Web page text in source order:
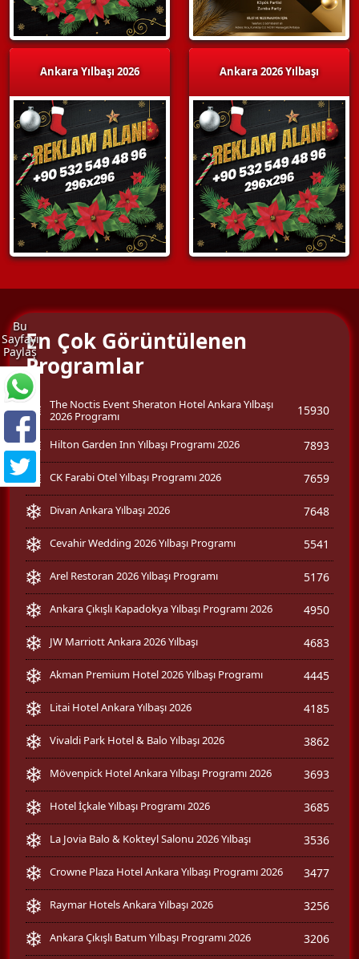
Ankara Yılbaşı 2026 Ankara 2026 Yılbaşı
Bu
Sayfayı
PaylaşEn Çok Görüntülenen
Programlar
The Noctis Event Sheraton Hotel Ankara Yılbaşı
2026 Programı
15930
Hilton Garden Inn Yılbaşı Programı 2026 7893
CK Farabi Otel Yılbaşı Programı 2026 7659
Divan Ankara Yılbaşı 2026 7648
Cevahir Wedding 2026 Yılbaşı Programı 5541
Arel Restoran 2026 Yılbaşı Programı 5176
Ankara Çıkışlı Kapadokya Yılbaşı Programı 2026 4950
JW Marriott Ankara 2026 Yılbaşı 4683
Akman Premium Hotel 2026 Yılbaşı Programı 4445
Litai Hotel Ankara Yılbaşı 2026 4185
Vivaldi Park Hotel & Balo Yılbaşı 2026 3862
Mövenpick Hotel Ankara Yılbaşı Programı 2026 3693
Hotel İçkale Yılbaşı Programı 2026 3685
La Jovia Balo & Kokteyl Salonu 2026 Yılbaşı 3536
Crowne Plaza Hotel Ankara Yılbaşı Programı 2026 3477
Raymar Hotels Ankara Yılbaşı 2026 3256
Ankara Çıkışlı Batum Yılbaşı Programı 2026 3206